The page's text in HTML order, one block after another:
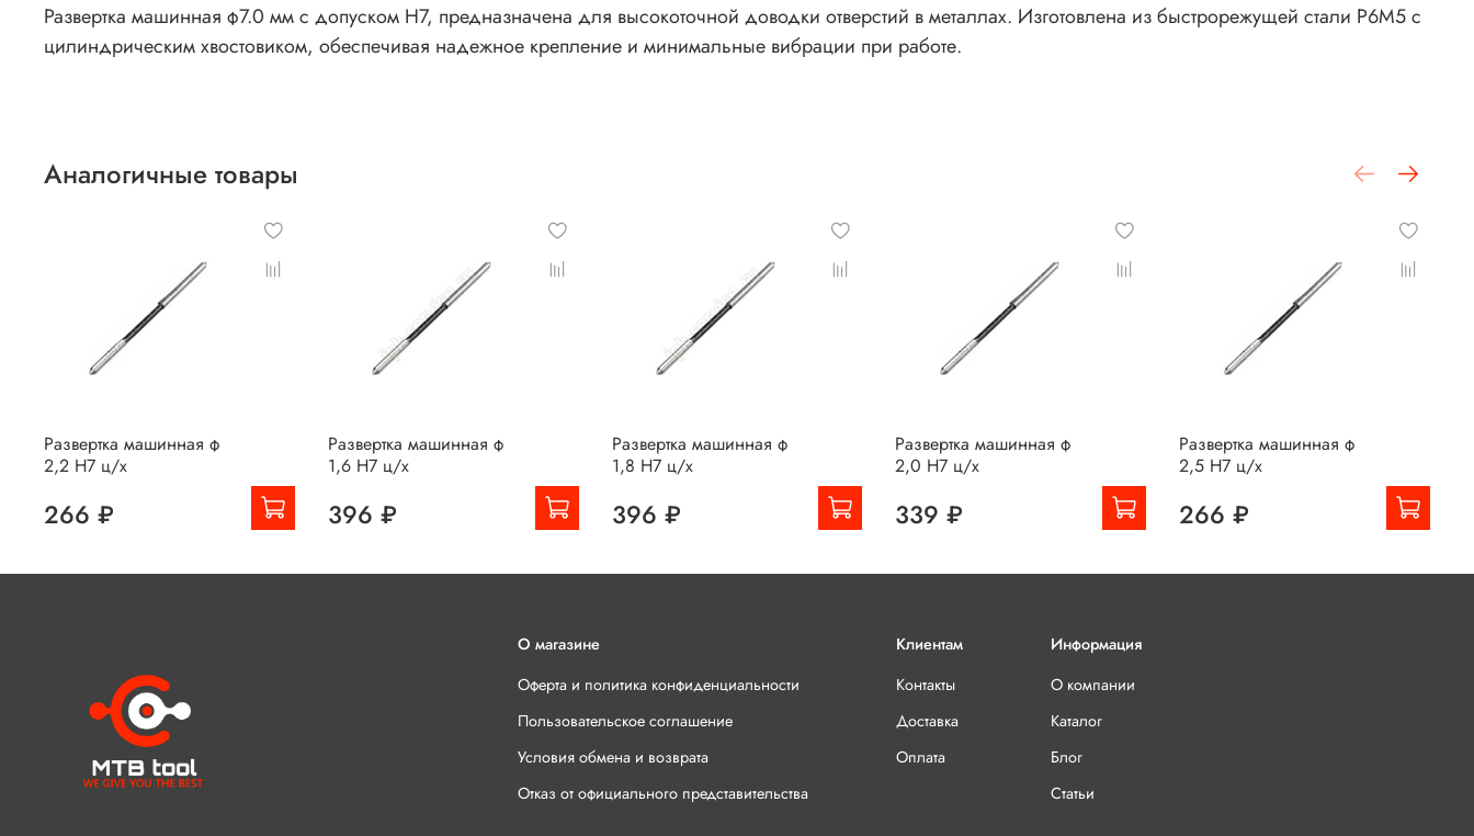
Развертка машинная ф7.0 мм с допуском Н7, предназначена для высокоточной доводки отверстий в металлах. Изготовлена из быстрорежущей стали Р6М5 с
цилиндрическим хвостовиком, обеспечивая надежное крепление и минимальные вибрации при работе.
Аналогичные товары
Развертка машинная ф
2,2 Н7 ц/х
266 ₽
Развертка машинная ф
1,6 Н7 ц/х
396 ₽
Развертка машинная ф
1,8 Н7 ц/х
396 ₽
Развертка машинная ф
2,0 Н7 ц/х
339 ₽
Развертка машинная ф
2,5 Н7 ц/х
266 ₽
О магазине
Оферта и политика конфиденциальности
Пользовательское соглашение
Условия обмена и возврата
Отказ от официального представительства
Клиентам
Контакты
Доставка
Оплата
Информация
О компании
Каталог
Блог
Статьи